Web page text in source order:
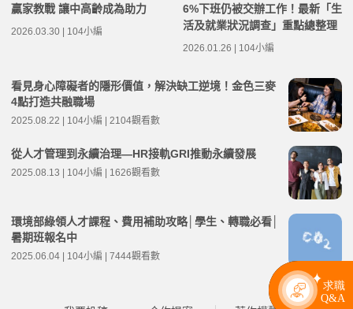
贏家教戰 讓中高齡成為助力
2026.03.30 | 104小編
6%下班仍被交辦工作！最新「生
活及就業狀況調查」重點總整理
2026.01.26 | 104小編
看見身心障礙者的隱形價值，解決缺工逆境！金色三麥
4點打造共融職場
2025.08.22 | 104小編 | 2104觀看數
從人才管理到永續治理—HR接軌GRI推動永續發展
2025.08.13 | 104小編 | 1626觀看數
環境部綠領人才課程、費用補助攻略│學生、轉職必看│
暑期班報名中
2025.06.04 | 104小編 | 7444觀看數